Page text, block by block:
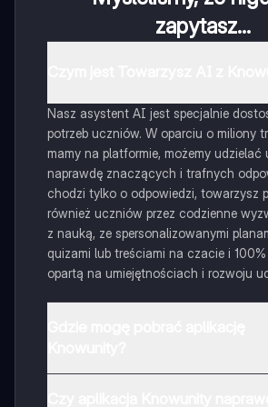
zapytasz...
Nasz asystent AI jest specjalnie
potrzeb uczniów. W oparciu o miliony
mamy na platformie, możemy udzielać
naprawdę znaczących i trafnych
chodzi tylko o odpowiedzi, towarzysz
również uczniów przez codzienne
z nauką, ze spersonalizowanymi
quizami lub treściami na czacie i
opartą na umiejętnościach i rozwoju